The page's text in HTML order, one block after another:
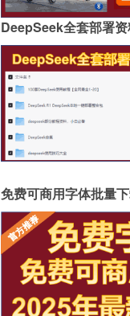
DeepSeek全套部署
免费可商用字体批量